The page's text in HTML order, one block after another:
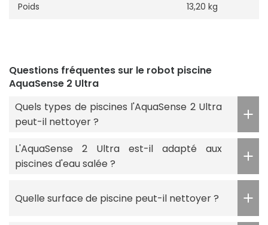
Poids 13,20 kg
Questions fréquentes sur le robot piscine
AquaSense 2 Ultra
Quels types de piscines l'AquaSense 2 Ultra
peut-il nettoyer ?
L'AquaSense 2 Ultra est-il adapté aux
piscines d'eau salée ?
Quelle surface de piscine peut-il nettoyer ?